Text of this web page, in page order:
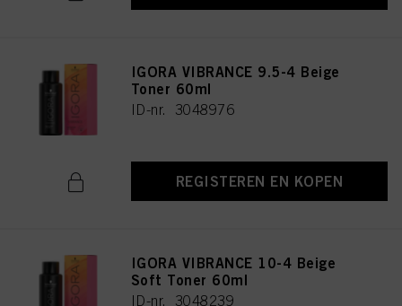
IGORA VIBRANCE 9.5-4 Beige
Toner 60ml
ID-nr. 3048976
REGISTEREN EN KOPEN
IGORA VIBRANCE 10-4 Beige
Soft Toner 60ml
ID-nr. 3048239